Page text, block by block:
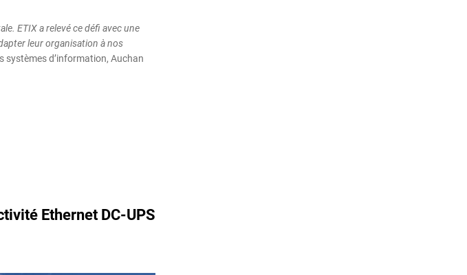
ETIX a relevé ce défi avec une
leur organisation à nos
systèmes d’information, Auchan
Ethernet DC-UPS